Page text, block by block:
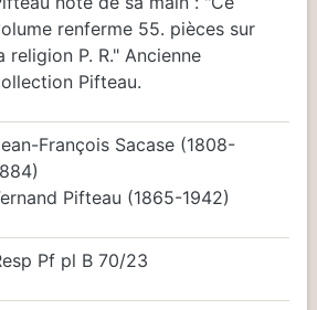
renferme 55. pièces sur
religion P. R." Ancienne
Pifteau.
François Sacase (1808-
Pifteau (1865-1942)
Pf pl B 70/23